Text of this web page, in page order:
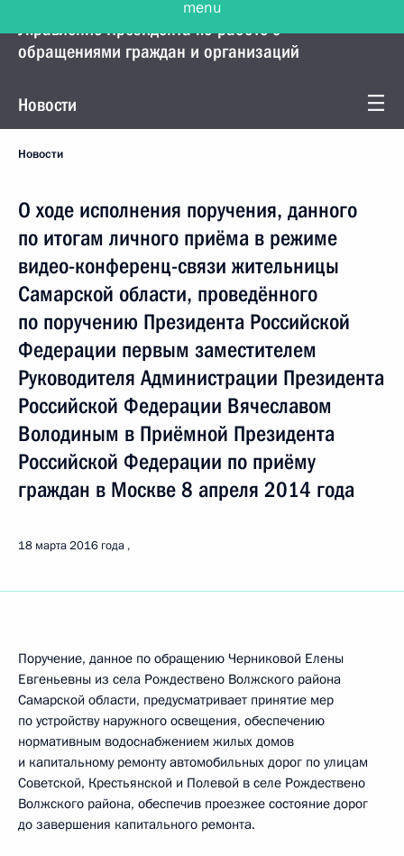
Управление Президента по работе с
обращениями граждан и организаций
Новости
Новости
О ходе исполнения поручения, данного
по итогам личного приёма в режиме
видео-конференц-связи жительницы
Самарской области, проведённого
по поручению Президента Российской
Федерации первым заместителем
Руководителя Администрации Президента
Российской Федерации Вячеславом
Володиным в Приёмной Президента
Российской Федерации по приёму
граждан в Москве 8 апреля 2014 года
18 марта 2016 года
Поручение, данное по обращению Черниковой Елены
Евгеньевны из села Рождествено Волжского района
Самарской области, предусматривает принятие мер
по устройству наружного освещения, обеспечению
нормативным водоснабжением жилых домов
и капитальному ремонту автомобильных дорог по улицам
Советской, Крестьянской и Полевой в селе Рождествено
Волжского района, обеспечив проезжее состояние дорог
до завершения капитального ремонта.